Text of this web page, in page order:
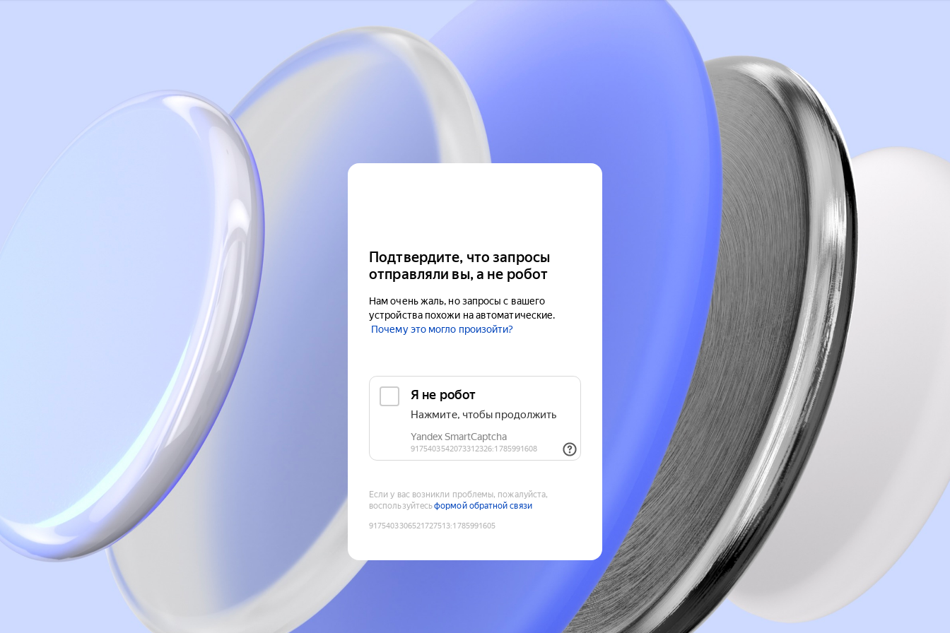
Подтвердите, что запросы
отправляли вы, а не робот
Нам очень жаль, но запросы с вашего
устройства похожи на автоматические.
Почему это могло произойти?
Если у вас возникли проблемы, пожалуйста,
воспользуйтесьформой обратной связи
9175403306521727513:1785991605